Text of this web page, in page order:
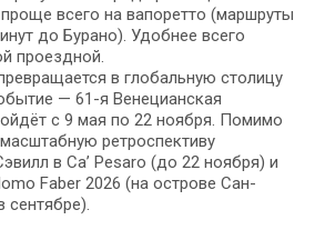
всего на вапоретто (маршруты
до Бурано). Удобнее всего
проездной.
в глобальную столицу
— 61-я Венецианская
с 9 мая по 22 ноября. Помимо
ретроспективу
в Ca’ Pesaro (до 22 ноября) и
Faber 2026 (на острове Сан-